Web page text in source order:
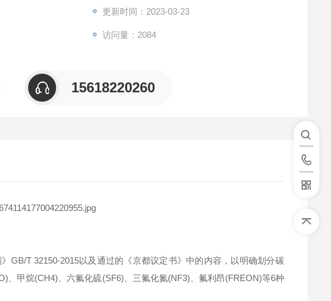
更新时间：2023-03-23
访问量：2084
15618220260
GB/T 32150-2015以及通过的《京都议定书》中的内容，以明确划分碳
、甲烷(CH4)、六氟化硫(SF6)、三氟化氮(NF3)、氟利昂(FREON)等6种